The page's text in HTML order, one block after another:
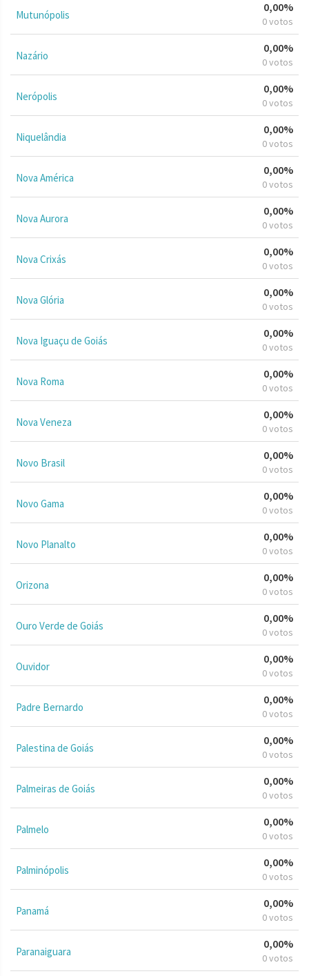
Mutunópolis
0,00%
0 votos
Nazário
0,00%
0 votos
Nerópolis
0,00%
0 votos
Niquelândia
0,00%
0 votos
Nova América
0,00%
0 votos
Nova Aurora
0,00%
0 votos
Nova Crixás
0,00%
0 votos
Nova Glória
0,00%
0 votos
Nova Iguaçu de Goiás
0,00%
0 votos
Nova Roma
0,00%
0 votos
Nova Veneza
0,00%
0 votos
Novo Brasil
0,00%
0 votos
Novo Gama
0,00%
0 votos
Novo Planalto
0,00%
0 votos
Orizona
0,00%
0 votos
Ouro Verde de Goiás
0,00%
0 votos
Ouvidor
0,00%
0 votos
Padre Bernardo
0,00%
0 votos
Palestina de Goiás
0,00%
0 votos
Palmeiras de Goiás
0,00%
0 votos
Palmelo
0,00%
0 votos
Palminópolis
0,00%
0 votos
Panamá
0,00%
0 votos
Paranaiguara
0,00%
0 votos